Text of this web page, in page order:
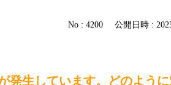
No : 4200 公開日時 :
発生しています。どのよう